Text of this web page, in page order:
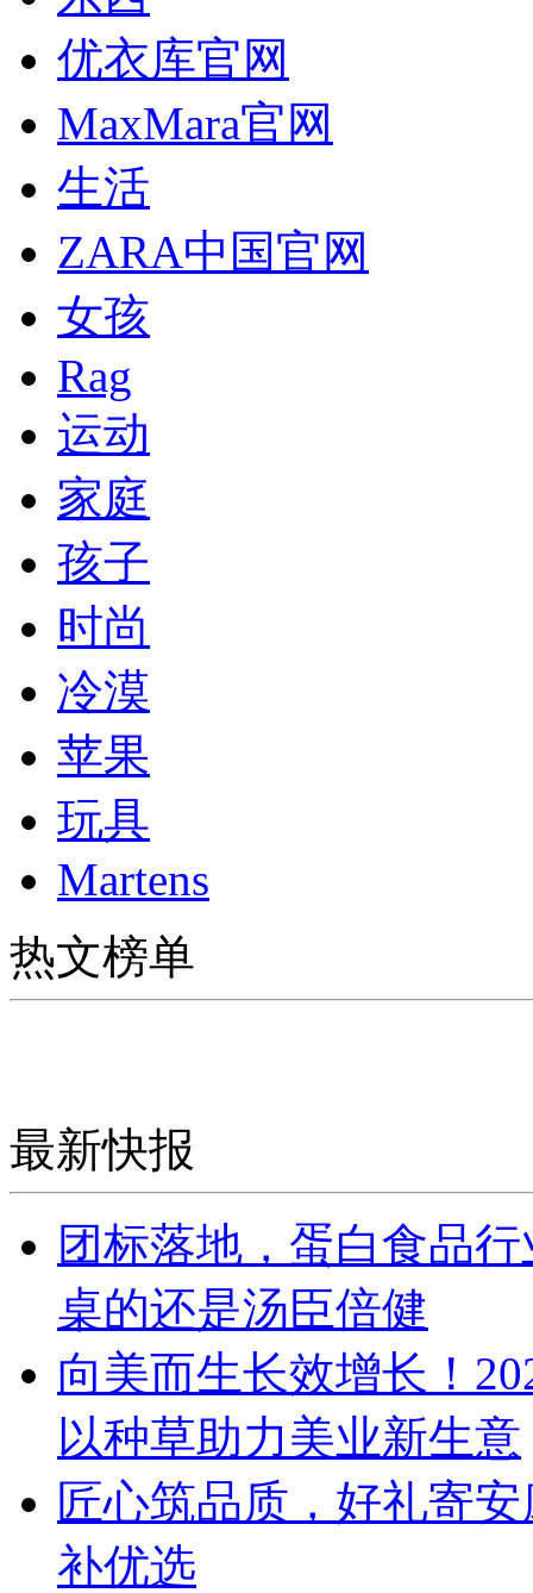
优衣库官网
MaxMara官网
生活
ZARA中国官网
女孩
Rag
运动
家庭
孩子
时尚
冷漠
苹果
玩具
Martens
热文榜单
最新快报
团标落地，蛋白食品
桌的还是汤臣倍健
向美而生长效增长！
以种草助力美业新生意
匠心筑品质，好礼寄
补优选